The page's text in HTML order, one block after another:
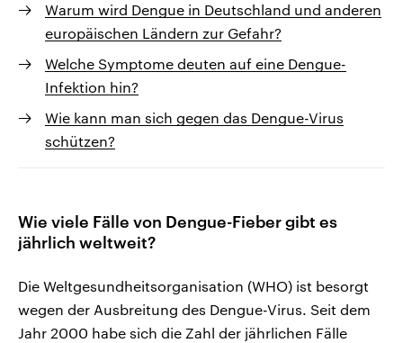
Warum wird Dengue in Deutschland und anderen
europäischen Ländern zur Gefahr?
Welche Symptome deuten auf eine Dengue-
Infektion hin?
Wie kann man sich gegen das Dengue-Virus
schützen?
Wie viele Fälle von Dengue-Fieber gibt es
jährlich weltweit?
Die Weltgesundheitsorganisation (WHO) ist besorgt
wegen der Ausbreitung des Dengue-Virus. Seit dem
Jahr 2000 habe sich die Zahl der jährlichen Fälle